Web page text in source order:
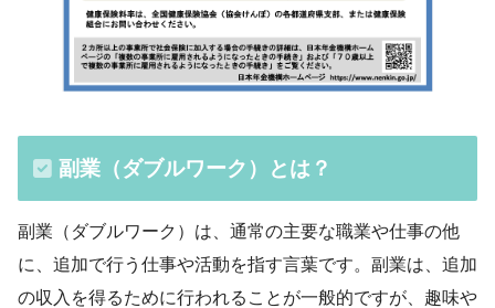
副業（ダブルワーク）とは？
副業（ダブルワーク）は、通常の主要な職業や仕事の他
に、追加で行う仕事や活動を指す言葉です。副業は、追加
の収入を得るために行われることが一般的ですが、趣味や